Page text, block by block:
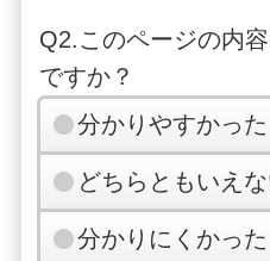
Q2.このページの内
ですか？
分かりやすかった
どちらともいえ
分かりにくかった